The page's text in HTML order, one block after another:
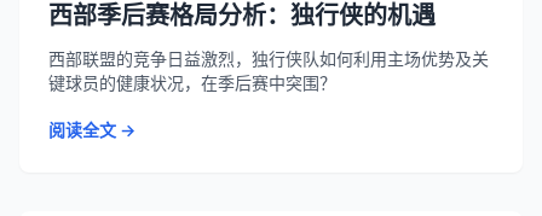
西部季后赛格局分析：独行侠的机遇
西部联盟的竞争日益激烈，独行侠队如何利用主场优势及关
键球员的健康状况，在季后赛中突围？
阅读全文 →